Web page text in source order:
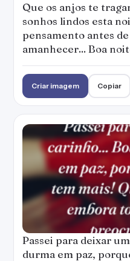
Que os anjos te
sonhos lindos esta
pensamento antes
amanhecer... Boa
Criar imagem Copiar
Passei para deixar
durma em paz,